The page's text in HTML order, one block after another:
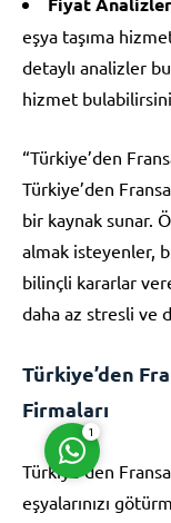
eşya taşıma
detaylı analizler
hizmet
“Türkiye’den
Türkiye’den
bir kaynak sunar.
almak isteyenler,
bilinçli kararlar
daha az stresli ve
Türkiye’den
Firmaları
Türkiye’den
eşyalarınızı
1